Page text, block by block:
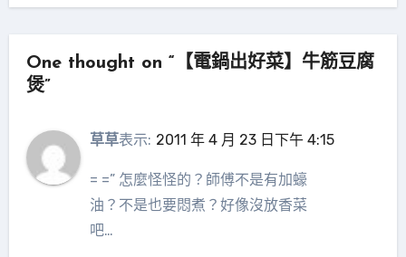
覽
One thought on “【電鍋出好菜】牛筋豆腐
煲”
草草表示: 2011 年 4 月 23 日下午 4:15
= =” 怎麼怪怪的？師傅不是有加蠔
油？不是也要悶煮？好像沒放香菜
吧…